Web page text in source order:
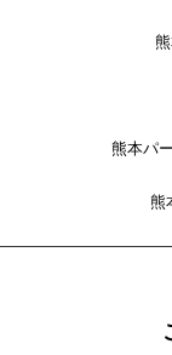
熊本パ
熊